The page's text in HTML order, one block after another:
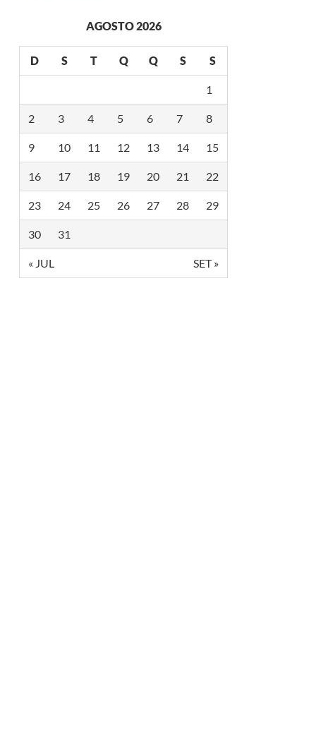
AGOSTO 2026
D S T Q Q S S
1
2 3 4 5 6 7 8
9 10 11 12 13 14 15
16 17 18 19 20 21 22
23 24 25 26 27 28 29
30 31
« JUL SET »